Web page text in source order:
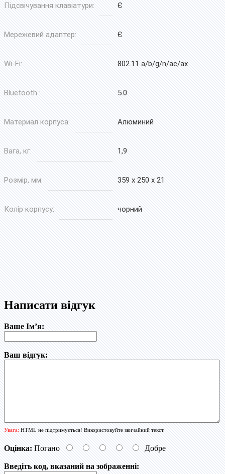
Підсвічування клавіатури: Є
Мережевий адаптер: Є
Wi-Fi: 802.11 a/b/g/n/ac/ax
Bluetooth : 5.0
Материал корпуса: Алюминий
Вага, кг: 1,9
Розмір, мм: 359 x 250 x 21
Колір корпусу: чорний
Написати відгук
Ваше Ім’я:
Ваш відгук:
Увага:HTML не підтримується! Використовуйте звичайний текст.
Оцінка: Погано Добре
Введіть код, вказаний на зображенні: